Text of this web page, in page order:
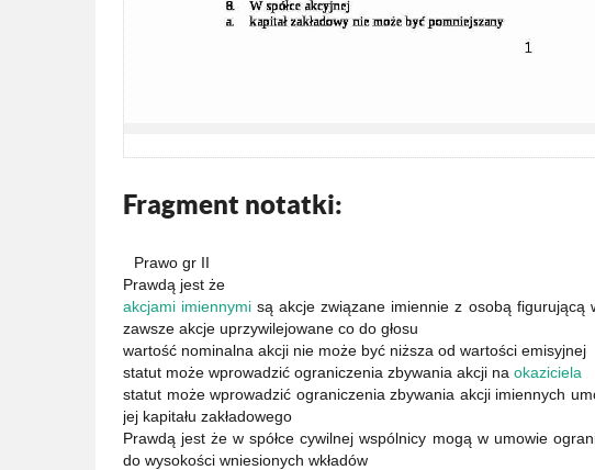
Fragment notatki:
Prawo gr II
Prawdą jest że
akcjami imiennymi są akcje związane imiennie z osobą figurującą
zawsze akcje uprzywilejowane co do głosu
wartość nominalna akcji nie może być niższa od wartości emisyjnej
statut może wprowadzić ograniczenia zbywania akcji na okaziciela
statut może wprowadzić ograniczenia zbywania akcji imiennych
jej kapitału zakładowego
Prawdą jest że w spółce cywilnej wspólnicy mogą w umowie
do wysokości wniesionych wkładów